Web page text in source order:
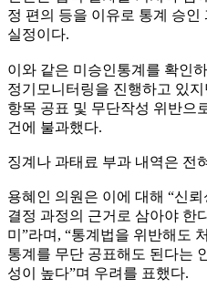
정 편의 등을 이유로 통계 승
실정이다.
이와 같은 미승인통계를 확인
정기모니터링을 진행하고 있지
항목 공표 및 무단작성 위반으
건에 불과했다.
징계나 과태료 부과 내역은 전
용혜인 의원은 이에 대해 “신뢰
결정 과정의 근거로 삼아야 한
미 ”라며 , “통계법을 위반해도
통계를 무단 공표해도 된다는
성이 높다”며 우려를 표했다.